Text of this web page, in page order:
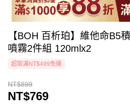
【BOH 百析珀】維他命B5
噴霧2件組 120mlx2
超取滿NT$499免運
NT$899
NT$769